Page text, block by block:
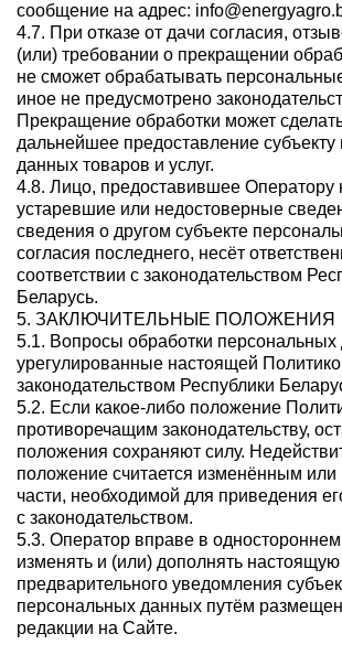
сообщение на адрес:
4.7. При отказе от дачи согласия,
(или) требовании о прекращении
не сможет обрабатывать
иное не предусмотрено
Прекращение обработки может
дальнейшее предоставление
данных товаров и услуг.
4.8. Лицо, предоставившее Оператору
устаревшие или недостоверные
сведения о другом субъекте
согласия последнего, несёт
соответствии с законодательством
Беларусь.
5. ЗАКЛЮЧИТЕЛЬНЫЕ ПОЛОЖЕНИЯ
5.1. Вопросы обработки
урегулированные настоящей
законодательством Республики
5.2. Если какое-либо положение
противоречащим законодательству,
положения сохраняют силу.
положение считается изменённым
части, необходимой для приведения
с законодательством.
5.3. Оператор вправе в
изменять и (или) дополнять
предварительного уведомления
персональных данных путём
редакции на Сайте.